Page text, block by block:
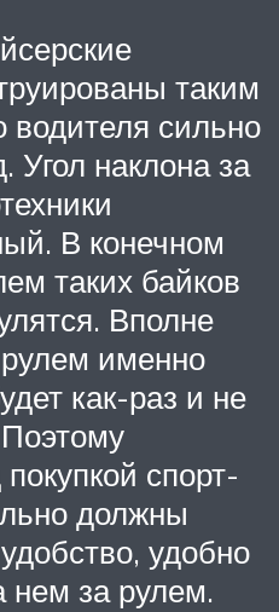
таким
водителя сильно
Угол наклона за
В конечном
таких байков
Вполне
именно
как-раз и не
спорт-
должны
удобно
за рулем.